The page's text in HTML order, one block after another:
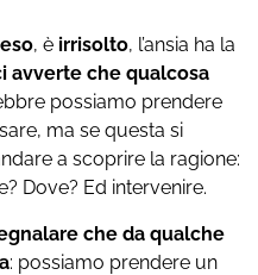
, è irrisolto, l’ansia ha la
avverte che qualcosa
possiamo prendere
ma se questa si
a scoprire la ragione:
Dove? Ed intervenire.
che da qualche
: possiamo prendere un